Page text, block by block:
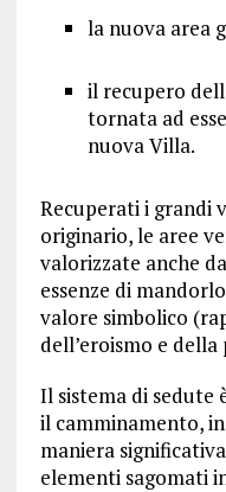
la nuova area
il recupero
tornata ad
nuova Villa.
Recuperati i grandi
originario, le aree
valorizzate anche
essenze di
valore simbolico
dell’eroismo e della
Il sistema di
il camminamento,
maniera
elementi sagomati